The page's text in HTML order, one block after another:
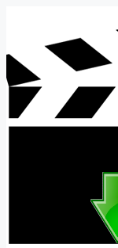
content